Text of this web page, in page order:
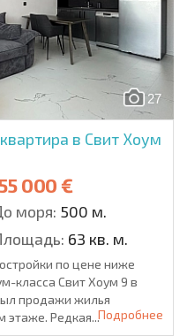
27
в Свит Хоум
000 €
моря: 500 м.
63 кв. м.
по цене ниже
класса Свит Хоум 9 в
продажи жилья
этаже. Редкая...Подробнее